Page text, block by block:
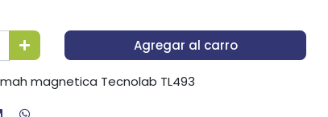
Agregar al carro
magnetica Tecnolab TL493